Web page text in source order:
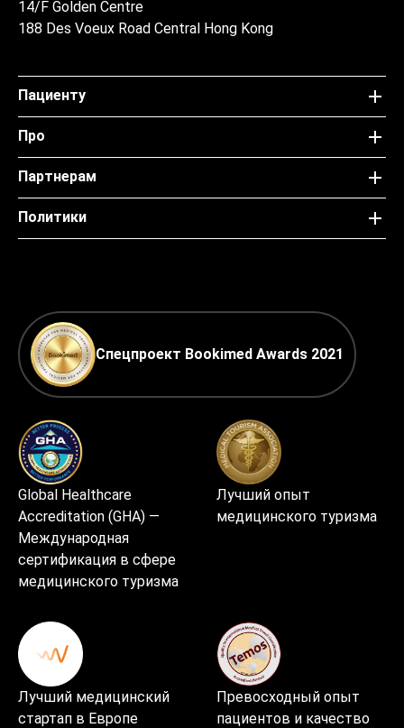
14/F Golden Centre
188 Des Voeux Road Central Hong Kong
Пациенту
Про
Партнерам
Политики
Спецпроект Bookimed Awards 2021
Global Healthcare
Accreditation (GHA) —
Международная
сертификация в сфере
медицинского туризма
Лучший опыт
медицинского туризма
Лучший медицинский
стартап в Европе
Превосходный опыт
пациентов и качество